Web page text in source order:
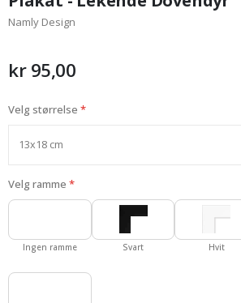
begynnelsen
av
Namly Design
kr 95,00
Velg størrelse
Velg ramme
Ingen ramme Svart Hvit